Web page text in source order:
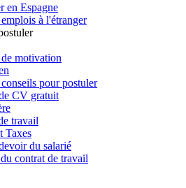
en Espagne
à l'étranger
motivation
pour postuler
CV gratuit
travail
Taxes
du salarié
contrat de travail